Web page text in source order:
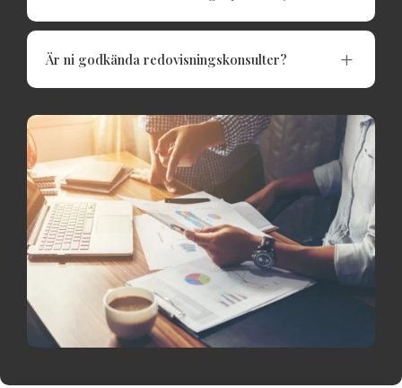
Är ni godkända redovisningskonsulter? L